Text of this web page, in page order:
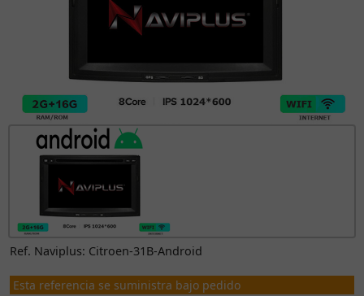
Ref. Naviplus: Citroen-31B-Android
Esta referencia se suministra bajo pedido